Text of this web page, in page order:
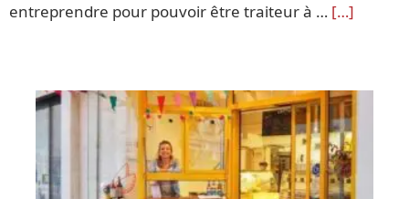
entreprendre pour pouvoir être traiteur à … […]